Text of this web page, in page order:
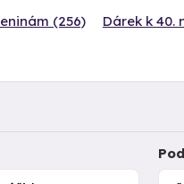
(256)
Dárek k 40.